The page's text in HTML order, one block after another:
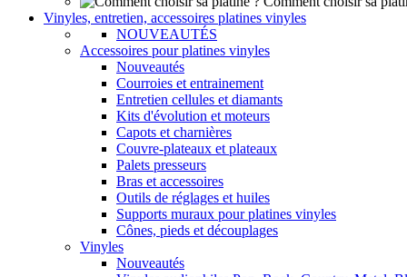
Vinyles, entretien, accessoires platines vinyles
NOUVEAUTÉS
Accessoires pour platines vinyles
Nouveautés
Courroies et entrainement
Entretien cellules et diamants
Kits d'évolution et moteurs
Capots et charnières
Couvre-plateaux et plateaux
Palets presseurs
Bras et accessoires
Outils de réglages et huiles
Supports muraux pour platines vinyles
Cônes, pieds et découplages
Vinyles
Nouveautés